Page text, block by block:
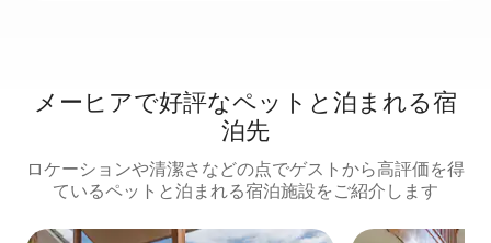
メーヒアで好評なペットと泊まれる宿
泊先
ロケーションや清潔さなどの点でゲストから高評価を得
ているペットと泊まれる宿泊施設をご紹介します